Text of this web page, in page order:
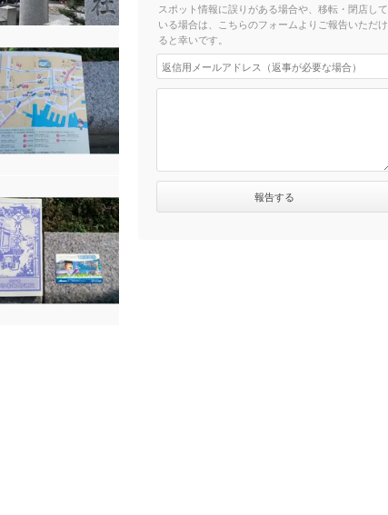
スポット情報に誤りがある場合や、移転・閉店して
いる場合は、こちらのフォームよりご報告いただけ
ると幸いです。